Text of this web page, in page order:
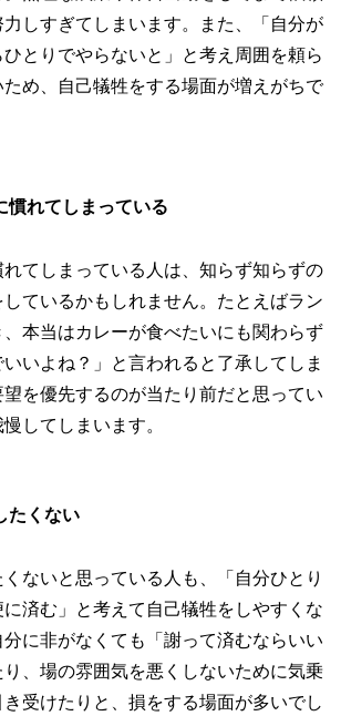
しすぎてしまいます。また、「自分が
とりでやらないと」と考え周囲を頼ら
め、自己犠牲をする場面が増えがちで
慣れてしまっている
てしまっている人は、知らず知らずの
しているかもしれません。たとえばラン
本当はカレーが食べたいにも関わらず
いよね？」と言われると了承してしま
を優先するのが当たり前だと思ってい
してしまいます。
たくない
ないと思っている人も、「自分ひとり
済む」と考えて自己犠牲をしやすくな
分に非がなくても「謝って済むならいい
、場の雰囲気を悪くしないために気乗
受けたりと、損をする場面が多いでし